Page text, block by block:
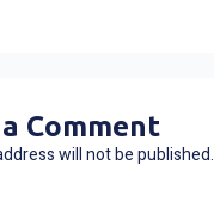
Comment
will not be published.